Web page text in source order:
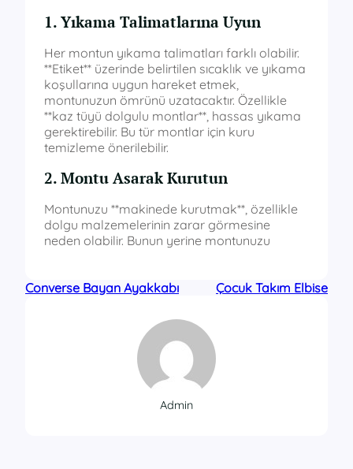
1. Yıkama Talimatlarına Uyun
Her montun yıkama talimatları farklı olabilir.
**Etiket** üzerinde belirtilen sıcaklık ve yıkama
koşullarına uygun hareket etmek,
montunuzun ömrünü uzatacaktır. Özellikle
**kaz tüyü dolgulu montlar**, hassas yıkama
gerektirebilir. Bu tür montlar için kuru
temizleme önerilebilir.
2. Montu Asarak Kurutun
Montunuzu **makinede kurutmak**, özellikle
dolgu malzemelerinin zarar görmesine
neden olabilir. Bunun yerine montunuzu
Converse Bayan Ayakkabı Çocuk Takım Elbise
Admin